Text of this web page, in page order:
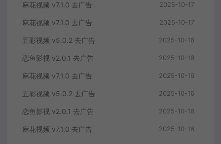
麻花视频 v7.1.0 去广告 2025-10-17
麻花视频 v7.1.0 去广告 2025-10-17
五彩视频 v5.0.2 去广告 2025-10-16
恋鱼影视 v2.0.1 去广告 2025-10-16
麻花视频 v7.1.0 去广告 2025-10-16
五彩视频 v5.0.2 去广告 2025-10-16
恋鱼影视 v2.0.1 去广告 2025-10-16
麻花视频 v7.1.0 去广告 2025-10-16